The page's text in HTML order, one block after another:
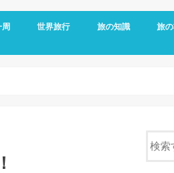
ア
ル
世界旅行
オーストラリア
台湾
フィリピン
日本
旅の知識
移動情報
国境情報
国別情報
帰国後
旅
旅の
留学
お金